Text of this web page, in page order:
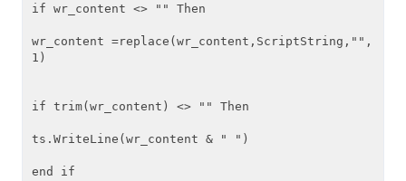
if wr_content <> "" Then
wr_content =replace(wr_content,ScriptString,"",
1)
if trim(wr_content) <> "" Then
ts.WriteLine(wr_content & " ")
end if